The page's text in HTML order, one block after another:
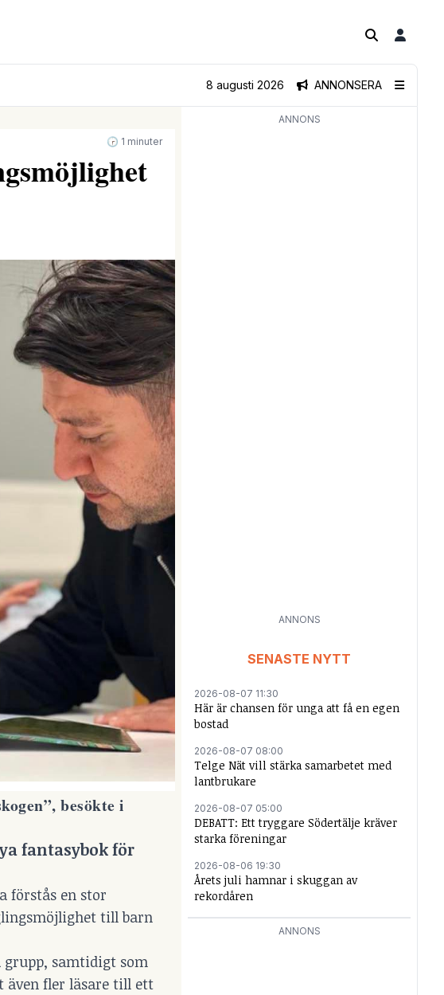
ANNONSERA
8 augusti 2026
🕝 1 minuter
besökte i
fantasybok för
förstås en stor
till barn
samtidigt som
även fler läsare till ett
ANNONS
ANNONS
SENASTE NYTT
2026-08-07 11:30
Här är chansen för unga att få en egen
bostad
2026-08-07 08:00
Telge Nät vill stärka samarbetet med
lantbrukare
2026-08-07 05:00
DEBATT: Ett tryggare Södertälje kräver
starka föreningar
2026-08-06 19:30
Årets juli hamnar i skuggan av
rekordåren
ANNONS